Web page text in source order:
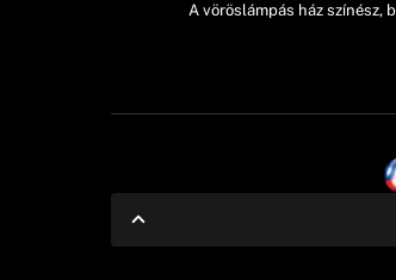
A vöröslámpás ház színész,